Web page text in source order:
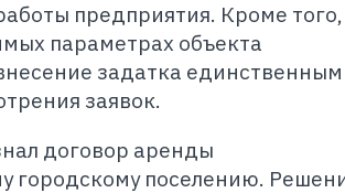
предприятия. Кроме того,
параметрах объекта
задатка единственным
заявок.
договор аренды
городскому поселению.